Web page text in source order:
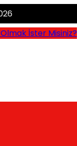
İster Misiniz?